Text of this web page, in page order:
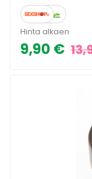
Hinta alkaen
9,90 €